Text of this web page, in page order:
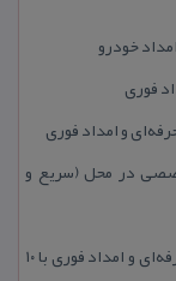
فوری
و امداد فوری
در محل (سریع و
تعمیرگاه تخصصی كوییك در مشهد | عیب‌یابی حرفه‌ای و امداد فوری با ۱۰